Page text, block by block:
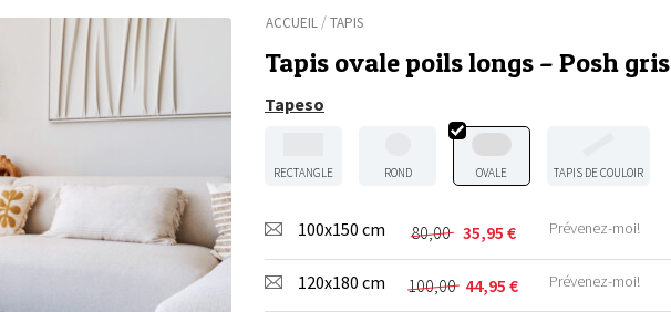
ACCUEIL/TAPIS
Tapis ovale poils longs – Posh gris
Tapeso
RECTANGLE ROND OVALE TAPIS DE COULOIR
100x150 cm 80,00
Le
prix
initial
35,95 €
Le
prix
actuel
Prévenez-moi!
120x180 cm 100,00
Le 44,95 €
Le Prévenez-moi!